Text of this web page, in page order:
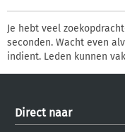
Je hebt veel
seconden. Wacht even
indient. Leden kunnen
Direct naar